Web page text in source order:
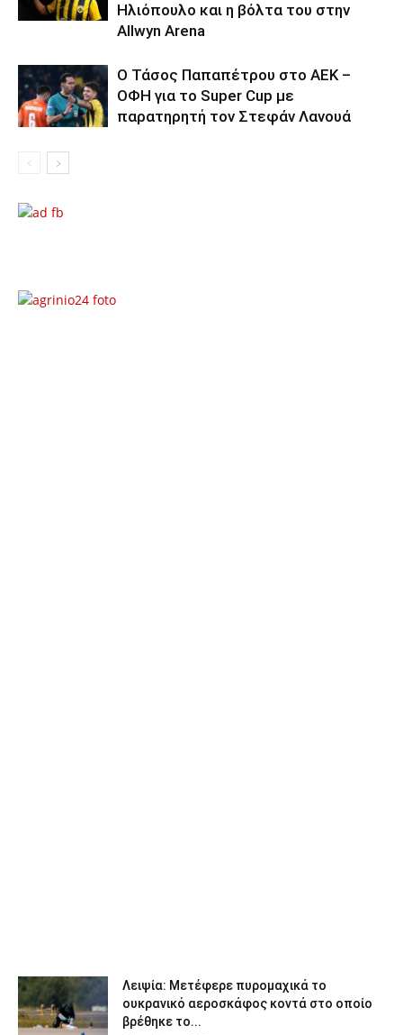
Ηλιόπουλο και η βόλτα του στην
Allwyn Arena
Ο Τάσος Παπαπέτρου στο ΑΕΚ –
ΟΦΗ για το Super Cup με
παρατηρητή τον Στεφάν Λανουά
Λειψία: Μετέφερε πυρομαχικά το
ουκρανικό αεροσκάφος κοντά στο οποίο
βρέθηκε το...